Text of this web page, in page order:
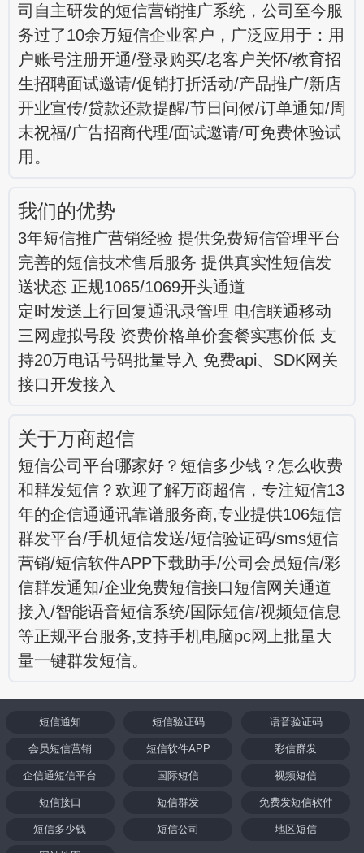
司自主研发的短信营销推广系统，公司至今服
务过了10余万短信企业客户，广泛应用于：用
户账号注册开通/登录购买/老客户关怀/教育招
生招聘面试邀请/促销打折活动/产品推广/新店
开业宣传/贷款还款提醒/节日问候/订单通知/周
末祝福/广告招商代理/面试邀请/可免费体验试
用。
我们的优势
3年短信推广营销经验 提供免费短信管理平台
完善的短信技术售后服务 提供真实性短信发
送状态 正规1065/1069开头通道
定时发送上行回复通讯录管理 电信联通移动
三网虚拟号段 资费价格单价套餐实惠价低 支
持20万电话号码批量导入 免费api、SDK网关
接口开发接入
关于万商超信
短信公司平台哪家好？短信多少钱？怎么收费
和群发短信？欢迎了解万商超信，专注短信13
年的企信通通讯靠谱服务商,专业提供106短信
群发平台/手机短信发送/短信验证码/sms短信
营销/短信软件APP下载助手/公司会员短信/彩
信群发通知/企业免费短信接口短信网关通道
接入/智能语音短信系统/国际短信/视频短信息
等正规平台服务,支持手机电脑pc网上批量大
量一键群发短信。
短信通知 短信验证码 语音验证码
会员短信营销 短信软件APP 彩信群发
企信通短信平台 国际短信 视频短信
短信接口 短信群发 免费发短信软件
短信多少钱 短信公司 地区短信